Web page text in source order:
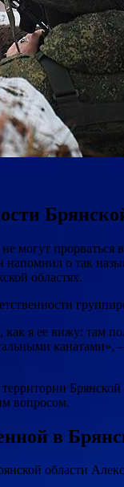
могут прорваться
о так
областях.
я ее вижу: там
канатами»,
вопросом.
в
области